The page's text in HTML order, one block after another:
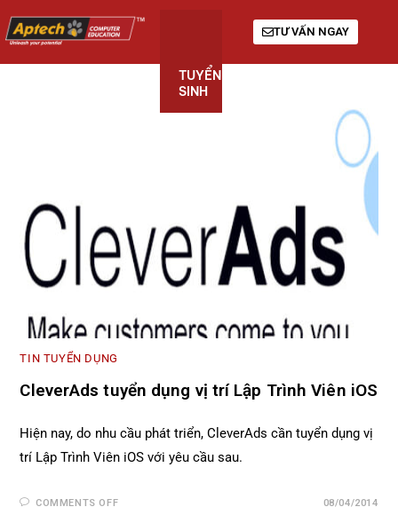
TUYỂN
SINH
TƯ VẤN NGAY
TIN TUYỂN DỤNG
CleverAds tuyển dụng vị trí Lập Trình Viên iOS
Hiện nay, do nhu cầu phát triển, CleverAds cần tuyển dụng vị
trí Lập Trình Viên iOS với yêu cầu sau.
COMMENTS OFF 08/04/2014